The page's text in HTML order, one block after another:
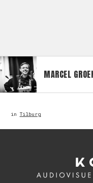
MARCEL
in Tilburg